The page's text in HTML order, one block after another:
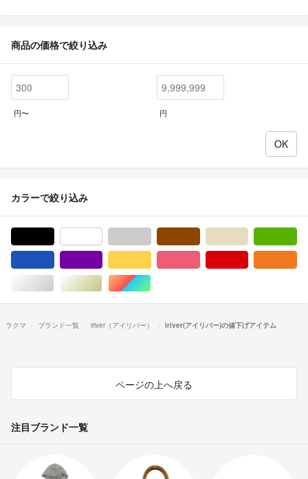
商品の価格で絞り込み
円〜 円
カラーで絞り込み
シルバー/銀色系ゴールド/金色系マルチカラー
ラクマ ブランド一覧 iriver（アイリバー） iriver(アイリバー)の値下げアイテム
ページの上へ戻る
注目ブランド一覧